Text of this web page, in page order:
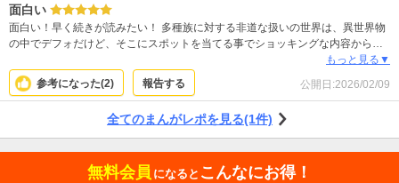
面白い
面白い！早く続きが読みたい！ 多種族に対する非道な扱いの世界は、異世界物
の中でデフォだけど、そこにスポットを当てる事でショッキングな内容からは
避けられないし、読んでても目を背けたくなるような場面もある。でも、それ
を重くなり過ぎない様に抜群のバランスで進んでいくストーリー。私的には、
進展は急がず、畑でも拡張させたり、居住の建て増しで横にツリーハウスでも
ウス良いと思いませんか？
もっと見る▼
参考になった(2) 報告する 公開日:2026/02/09
全てのまんがレポを見る(1件)
無料会員 になると こんなにお得！